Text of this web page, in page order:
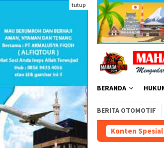
Loncat
konten
tutup
BERANDA
BERITA OTOMOTIF
Konten Spesial
Timur, Bupati Rudy Susmanto Resmikan